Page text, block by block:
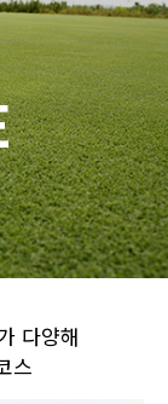
다양해
스